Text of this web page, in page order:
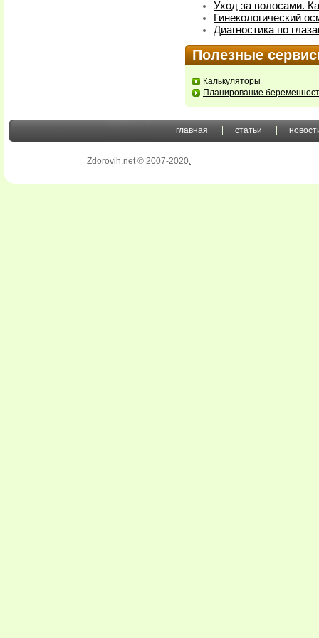
Уход за волосами.
Гинекологический
Диагностика по
Полезные
Калькуляторы
Планирование
главная статьи
Zdorovih.net © 2007-2020